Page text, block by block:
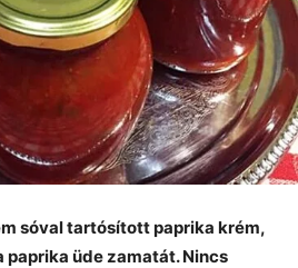
sóval tartósított paprika krém,
paprika üde zamatát. Nincs